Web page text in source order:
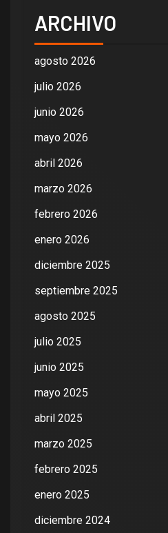
ARCHIVO
agosto 2026
julio 2026
junio 2026
mayo 2026
abril 2026
marzo 2026
febrero 2026
enero 2026
diciembre 2025
septiembre 2025
agosto 2025
julio 2025
junio 2025
mayo 2025
abril 2025
marzo 2025
febrero 2025
enero 2025
diciembre 2024